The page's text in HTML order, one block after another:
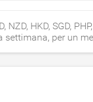
HKD, SGD,
per un